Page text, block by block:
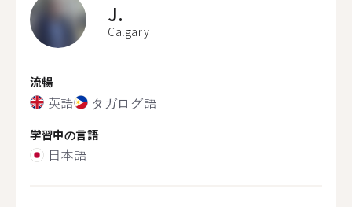
J.
Calgary
流暢
英語 タガログ語
学習中の言語
日本語